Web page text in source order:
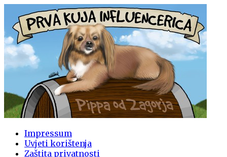
Impressum
Uvjeti korištenja
Zaštita privatnosti